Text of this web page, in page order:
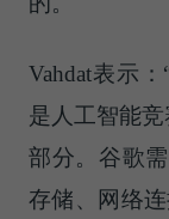
Vahdat表示
是人工智能
部分。谷歌
存储、网络